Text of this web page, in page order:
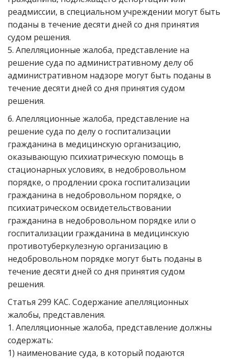
реадмиссии, в специальном учреждении могут быть
поданы в течение десяти дней со дня принятия
судом решения.
5. Апелляционные жалоба, представление на
решение суда по административному делу об
административном надзоре могут быть поданы в
течение десяти дней со дня принятия судом
решения.
6. Апелляционные жалоба, представление на
решение суда по делу о госпитализации
гражданина в медицинскую организацию,
оказывающую психиатрическую помощь в
стационарных условиях, в недобровольном
порядке, о продлении срока госпитализации
гражданина в недобровольном порядке, о
психиатрическом освидетельствовании
гражданина в недобровольном порядке или о
госпитализации гражданина в медицинскую
противотуберкулезную организацию в
недобровольном порядке могут быть поданы в
течение десяти дней со дня принятия судом
решения.
Статья 299 КАС. Содержание апелляционных
жалобы, представления.
1. Апелляционные жалоба, представление должны
содержать:
1) наименование суда, в который подаются